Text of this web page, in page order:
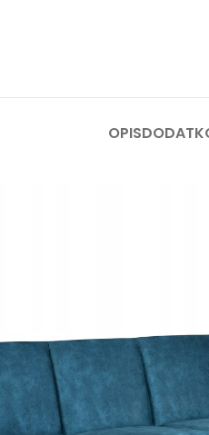
OPIS